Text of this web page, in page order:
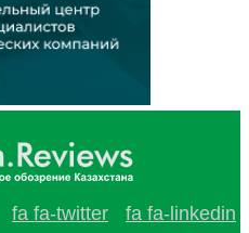
fa fa-twitter
fa fa-linkedin